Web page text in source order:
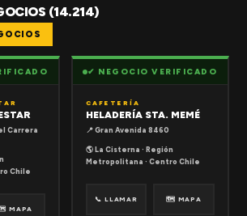
(14.214)
Carrera
Chile
MAPA
✔ NEGOCIO VERIFICADO
CAFETERÍA
HELADERÍA STA. MEMÉ
📍 Gran Avenida 8460
🌎 La Cisterna · Región
Metropolitana · Centro Chile
📞 LLAMAR 🗺 MAPA